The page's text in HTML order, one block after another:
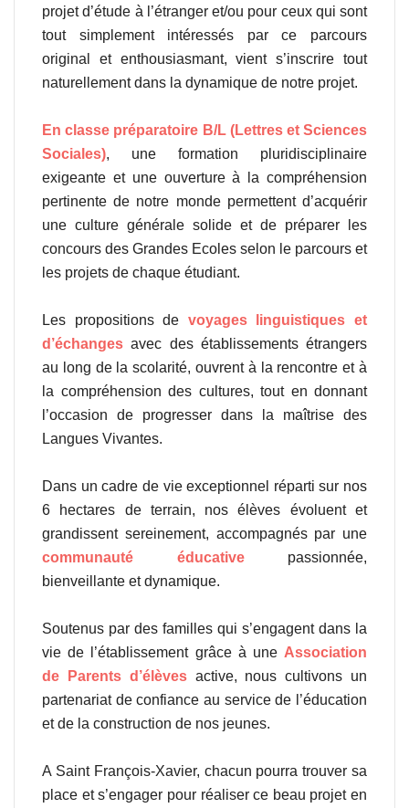
projet d’étude à l’étranger et/ou pour ceux qui sont
tout simplement intéressés par ce parcours
original et enthousiasmant, vient s’inscrire tout
naturellement dans la dynamique de notre projet.
En classe préparatoire B/L (Lettres et Sciences
Sociales), une formation pluridisciplinaire
exigeante et une ouverture à la compréhension
pertinente de notre monde permettent d’acquérir
une culture générale solide et de préparer les
concours des Grandes Ecoles selon le parcours et
les projets de chaque étudiant.
Les propositions de voyages linguistiques et
d’échanges avec des établissements étrangers
au long de la scolarité, ouvrent à la rencontre et à
la compréhension des cultures, tout en donnant
l’occasion de progresser dans la maîtrise des
Langues Vivantes.
Dans un cadre de vie exceptionnel réparti sur nos
6 hectares de terrain, nos élèves évoluent et
grandissent sereinement, accompagnés par une
communauté éducativepassionnée,
bienveillante et dynamique.
Soutenus par des familles qui s’engagent dans la
vie de l’établissement grâce à une Association
de Parents d’élèvesactive, nous cultivons un
partenariat de confiance au service de l’éducation
et de la construction de nos jeunes.
A Saint François-Xavier, chacun pourra trouver sa
place et s’engager pour réaliser ce beau projet en